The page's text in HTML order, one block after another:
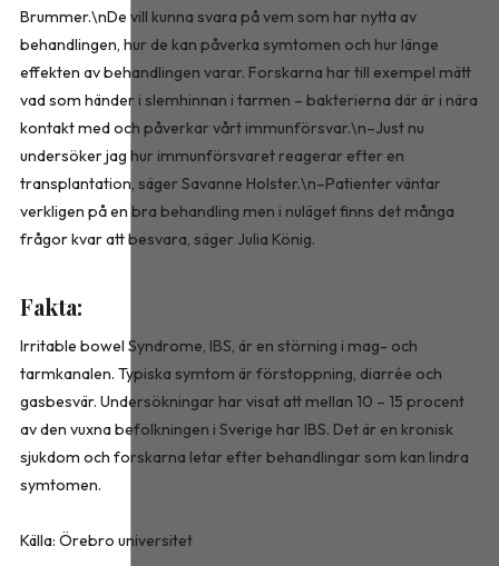
Brummer.\nDe vill kunna svara på vem som har nytta av
behandlingen, hur de kan påverka symtomen och hur länge
effekten av behandlingen varar. Forskarna har till exempel mätt
vad som händer i slemhinnan i tarmen – bakterierna där är i nära
kontakt med och påverkar vårt immunförsvar.\n–Just nu
undersöker jag hur immunförsvaret reagerar efter en
transplantation, säger Savanne Holster.\n–Patienter väntar
verkligen på en bra behandling men i nuläget finns det många
frågor kvar att besvara, säger Julia König.
Fakta:
Irritable bowel Syndrome, IBS, är en störning i mag- och
tarmkanalen. Typiska symtom är förstoppning, diarrée och
gasbesvär. Undersökningar har visat att mellan 10 – 15 procent
av den vuxna befolkningen i Sverige har IBS. Det är en kronisk
sjukdom och forskarna letar efter behandlingar som kan lindra
symtomen.
Källa: Örebro universitet